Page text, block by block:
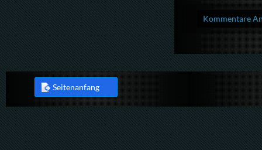
Kommentare
Seitenanfang